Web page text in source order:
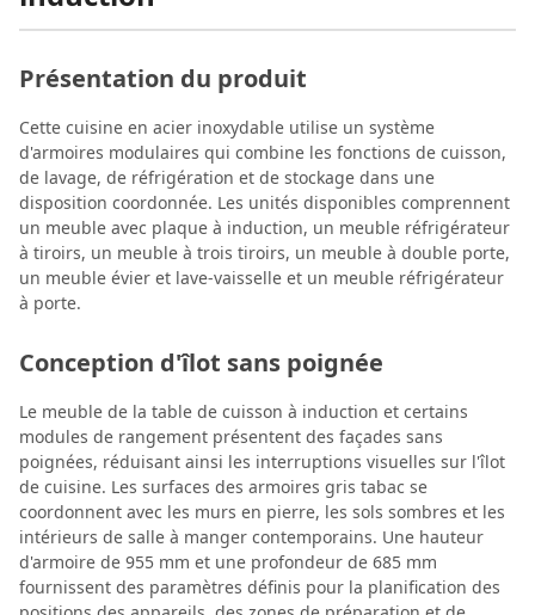
Présentation du produit
Cette cuisine en acier inoxydable utilise un système
d'armoires modulaires qui combine les fonctions de cuisson,
de lavage, de réfrigération et de stockage dans une
disposition coordonnée. Les unités disponibles comprennent
un meuble avec plaque à induction, un meuble réfrigérateur
à tiroirs, un meuble à trois tiroirs, un meuble à double porte,
un meuble évier et lave-vaisselle et un meuble réfrigérateur
à porte.
Conception d'îlot sans poignée
Le meuble de la table de cuisson à induction et certains
modules de rangement présentent des façades sans
poignées, réduisant ainsi les interruptions visuelles sur l'îlot
de cuisine. Les surfaces des armoires gris tabac se
coordonnent avec les murs en pierre, les sols sombres et les
intérieurs de salle à manger contemporains. Une hauteur
d'armoire de 955 mm et une profondeur de 685 mm
fournissent des paramètres définis pour la planification des